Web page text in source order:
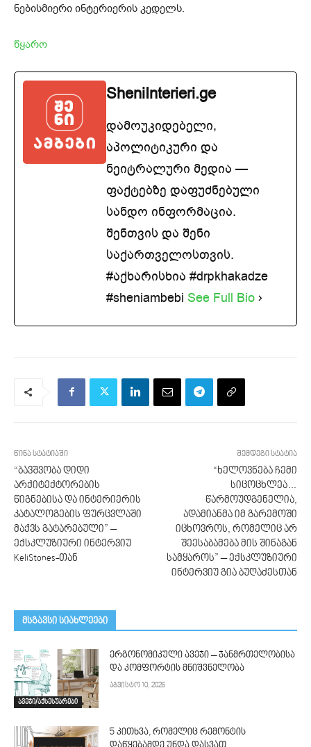
ნებისმიერი ინტერიერის კედელს.
წყარო
SheniInterieri.ge
დამოუკიდებელი,
აპოლიტიკური და
ნეიტრალური მედია —
ფაქტებზე დაფუძნებული
სანდო ინფორმაცია.
შენთვის და შენი
საქართველოსთვის.
#აქხარისხია #drpkhakadze
#sheniambebi See Full Bio
წინა სტატიაში
“ბავშვობა დიდი
არქიტექტორების
წიგნებისა და ინტერიერის
კატალოგების ფურცვლაში
მაქვს გატარებული” –
ექსკლუზიური ინტერვიუ
KeliStones-თან
შემდეგი სტატია
“ხელოვნება ჩემი
სიცოცხლეა…
წარმოუდგენელია,
ადამიანმა იმ გარემოში
იცხოვროს, რომელიც არ
შეესაბამება მის შინაგან
სამყაროს” – ექსკლუზიური
ინტერვიუ გია ბუღაძესთან
მსგავსი სიახლეები
ავეჯი/აქსესუარები
ერგონომიკული ავეჯი – ჯანმრთელობისა
და კომფორტის მნიშვნელობა
აგვისტო 10, 2026
5 კითხვა, რომელიც რემონტის